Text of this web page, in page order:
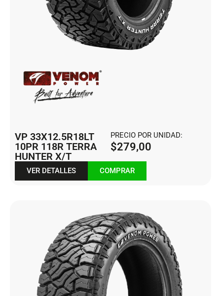
VP 33X12.5R18LT
10PR 118R TERRA
HUNTER X/T
PRECIO POR UNIDAD:
$279,00
VER DETALLES COMPRAR